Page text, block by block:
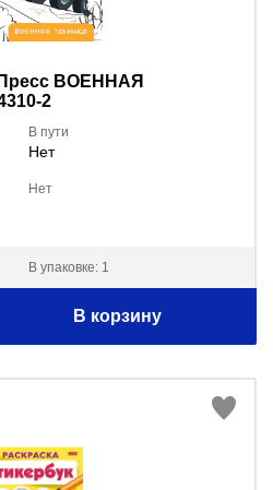
ВОЕННАЯ
2
В пути
Нет
Нет
В упаковке: 1
В корзину